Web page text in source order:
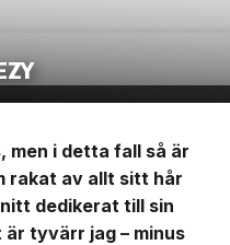
men i detta fall så är
rakat av allt sitt hår
dedikerat till sin
tyvärr jag – minus